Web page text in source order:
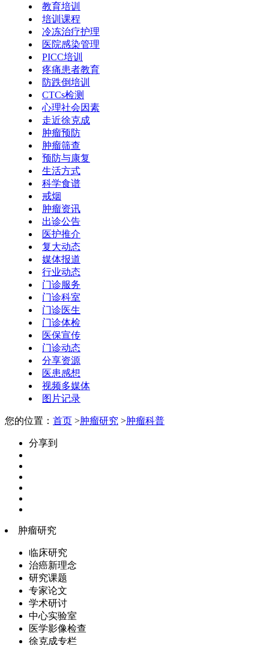
教育培训
培训课程
冷冻治疗护理
医院感染管理
PICC培训
疼痛患者教育
防跌倒培训
CTCs检测
心理社会因素
走近徐克成
肿瘤预防
肿瘤筛查
预防与康复
生活方式
科学食谱
戒烟
肿瘤资讯
出诊公告
医护推介
复大动态
媒体报道
行业动态
门诊服务
门诊科室
门诊医生
门诊体检
医保宣传
门诊动态
分享资源
医患感想
视频多媒体
图片记录
您的位置： 首页 >肿瘤研究 >肿瘤科普
分享到
肿瘤研究
临床研究
治癌新理念
研究课题
专家论文
学术研讨
中心实验室
医学影像检查
徐克成专栏